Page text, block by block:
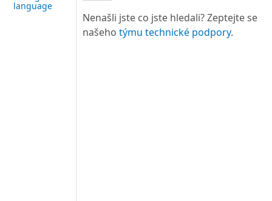
language
Nenašli jste co jste hledali? Zeptejte se
našeho týmu technické podpory.